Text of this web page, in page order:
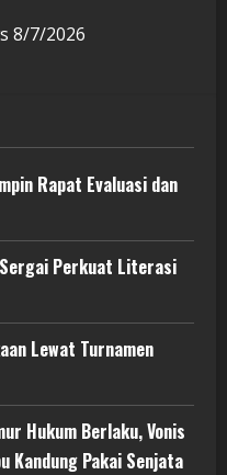
8/7/2026
Rapat Evaluasi dan
Perkuat Literasi
Lewat Turnamen
Hukum Berlaku, Vonis
Kandung Pakai Senjata